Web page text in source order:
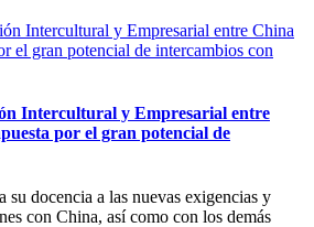
Intercultural y Empresarial entre
por el gran potencial de
su docencia a las nuevas exigencias y
con China, así como con los demás